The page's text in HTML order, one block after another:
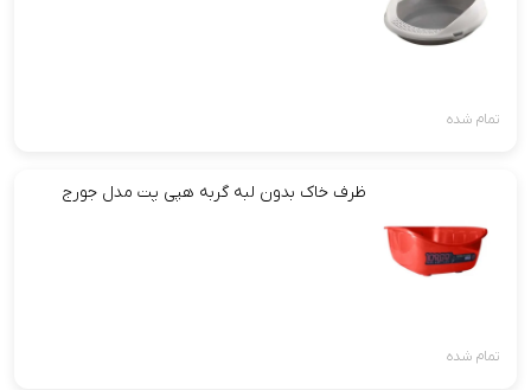
تمام شده
ظرف خاک بدون لبه گربه هپی پت مدل جورج
تمام شده